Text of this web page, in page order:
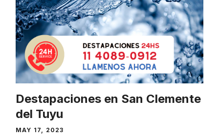
Destapaciones en San Clemente
del Tuyu
MAY 17, 2023